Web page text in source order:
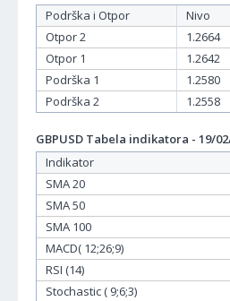
Podrška i Otpor
Nivo
Otpor 2
1.2664
Otpor 1
1.2642
Podrška 1
1.2580
Podrška 2
1.2558
GBPUSD Tabela indikatora - 19/
Indikator
SMA 20
SMA 50
SMA 100
MACD( 12;26;9)
RSI (14)
Stochastic ( 9;6;3)